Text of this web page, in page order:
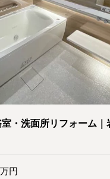
・洗面所リフォーム｜
万円